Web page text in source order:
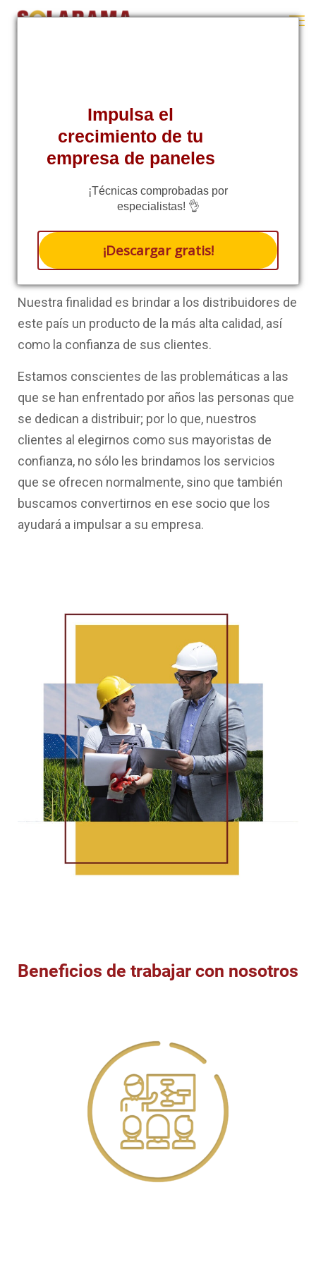
Impulsa el
crecimiento de tu
empresa de paneles
¡Técnicas comprobadas por
especialistas! 👌
¡Descargar gratis!
¿Quieres ser parte del equipo
de Solarama?
Aplica a nuestra bolsa de trabajo Solarama y
convéncete de porque somos la mejor opción
para tu crecimiento. Llevamos más de 4 años de
experiencia siendo una marca consolidada como
proveedor de paneles solares en México.
Nuestra finalidad es brindar a los distribuidores de
este país un producto de la más alta calidad, así
como la confianza de sus clientes.
Estamos conscientes de las problemáticas a las
que se han enfrentado por años las personas que
se dedican a distribuir; por lo que, nuestros
clientes al elegirnos como sus mayoristas de
confianza, no sólo les brindamos los servicios
que se ofrecen normalmente, sino que también
buscamos convertirnos en ese socio que los
ayudará a impulsar a su empresa.
Beneficios de trabajar con nosotros